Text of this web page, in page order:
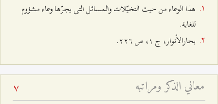
هذا الوعاء من حيث التخيّلات والمسائل التی یجرّها وعاء مشؤوم
للغاية.
بحارالأنوار، ج ١، ص ٢٢٦.
معاني الذكر ومراتبه 7